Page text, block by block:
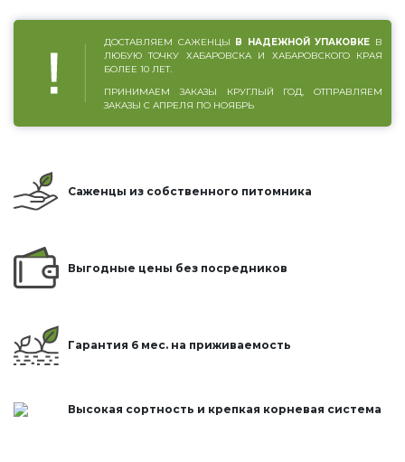
ДОСТАВЛЯЕМ САЖЕНЦЫ В НАДЕЖНОЙ УПАКОВКЕ В
ЛЮБУЮ ТОЧКУ ХАБАРОВСКА И ХАБАРОВСКОГО КРАЯ
БОЛЕЕ 10 ЛЕТ.
ПРИНИМАЕМ ЗАКАЗЫ КРУГЛЫЙ ГОД, ОТПРАВЛЯЕМ
ЗАКАЗЫ С АПРЕЛЯ ПО НОЯБРЬ
Саженцы из собственного питомника
Выгодные цены без посредников
Гарантия 6 мес. на приживаемость
Высокая сортность и крепкая корневая система